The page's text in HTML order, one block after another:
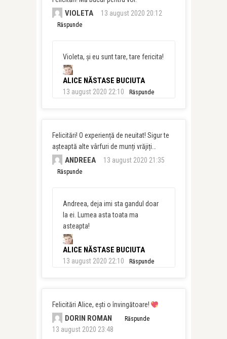
VIOLETA 13 august 2020 20:12
Răspunde
Violeta, și eu sunt tare, tare fericita!
ALICE NĂSTASE BUCIUTA
13 august 2020 22:10 Răspunde
Felicitări! O experiență de neuitat! Sigur te
așteaptă alte vârfuri de munți vrăjiți…
ANDREEA 13 august 2020 21:35
Răspunde
Andreea, deja imi sta gandul doar
la ei. Lumea asta toata ma
asteapta!
ALICE NĂSTASE BUCIUTA
13 august 2020 22:10 Răspunde
Felicitări Alice, ești o învingătoare!
DORIN ROMAN
13 august 2020 23:48
Răspunde